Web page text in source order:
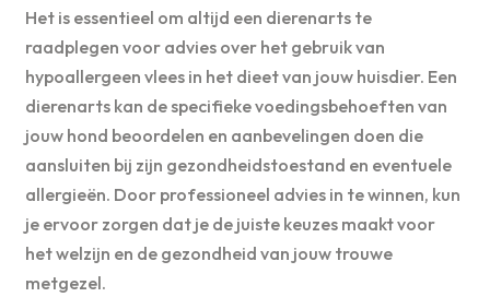
Het is essentieel om altijd een dierenarts te
raadplegen voor advies over het gebruik van
hypoallergeen vlees in het dieet van jouw huisdier. Een
dierenarts kan de specifieke voedingsbehoeften van
jouw hond beoordelen en aanbevelingen doen die
aansluiten bij zijn gezondheidstoestand en eventuele
allergieën. Door professioneel advies in te winnen, kun
je ervoor zorgen dat je de juiste keuzes maakt voor
het welzijn en de gezondheid van jouw trouwe
metgezel.